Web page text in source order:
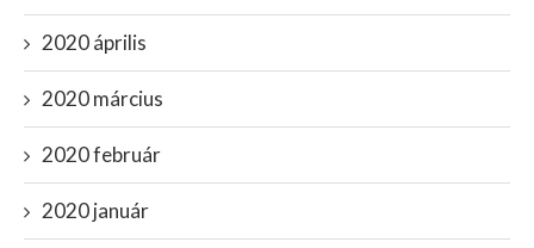
2020 április
2020 március
2020 február
2020 január